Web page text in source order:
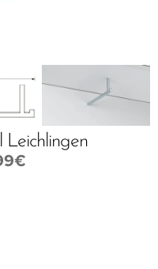
Leichlingen
€